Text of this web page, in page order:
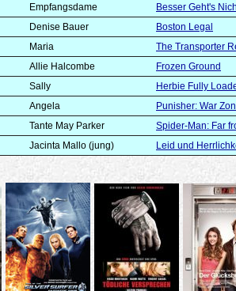
Empfangsdame
Besser Geht's
Denise Bauer
Boston Legal
Maria
The Transporter
Allie Halcombe
Frozen Ground
Sally
Herbie Fully
Angela
Punisher: War
Tante May Parker
Spider-Man: Far
Jacinta Mallo (jung) Leid und